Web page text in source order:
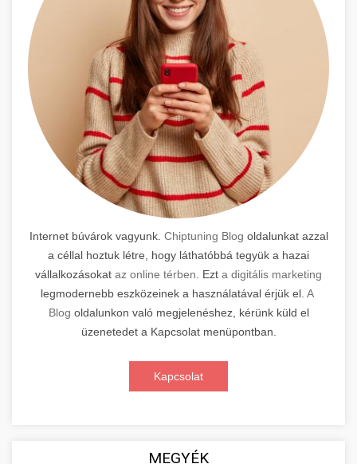
Internet búvárok vagyunk. Chiptuning Blog oldalunkat azzal
a céllal hoztuk létre, hogy láthatóbbá tegyük a hazai
vállalkozásokat az online térben . Ezt a digitális marketing
legmodernebb eszközeinek a használatával érjük el. A
Blog oldalunkon való megjelenéshez, kérünk küld el
üzenetedet a Kapcsolat menüpontban.
Kapcsolat
MEGYÉK